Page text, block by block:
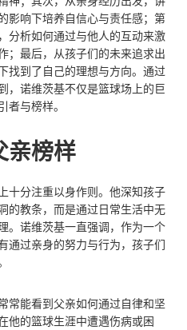
影响下培养自信心与责任感；第
分析如何通过与他人的互动来激
；最后，从孩子们的未来追求出
找到了自己的理想与方向。通过
，诺维茨基不仅是篮球场上的巨
与榜样。
亲榜样
十分注重以身作则。他深知孩子
的教条，而是通过日常生活中无
。诺维茨基一直强调，作为一个
通过亲身的努力与行为，孩子们
常能看到父亲如何通过自律和坚
他的篮球生涯中遭遇伤病或困